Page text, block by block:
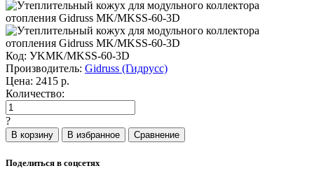
Код: УKMK/MKSS-60-3D
Производитель: Gidruss (Гидрусс)
Цена: 2415 р.
Количество:
?
Поделиться в соцсетях